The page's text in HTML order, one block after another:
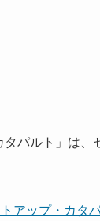
パルト」は
アップ・カタ